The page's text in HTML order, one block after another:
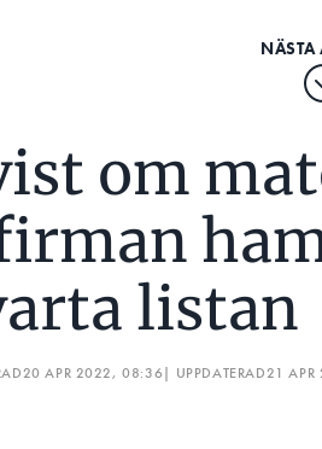
Pettersson är
tid för detta är bland annat
om
listan
20 APR 2022, 08:36| UPPDATERAD21 APR